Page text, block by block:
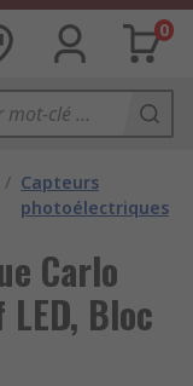
0
/ Capteurs
photoélectriques
Carlo
Bloc